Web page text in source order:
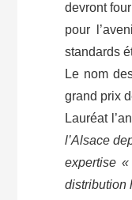
devront
pour
standards
Le nom
grand prix
Lauréat
l’Alsace
expertise
distribution